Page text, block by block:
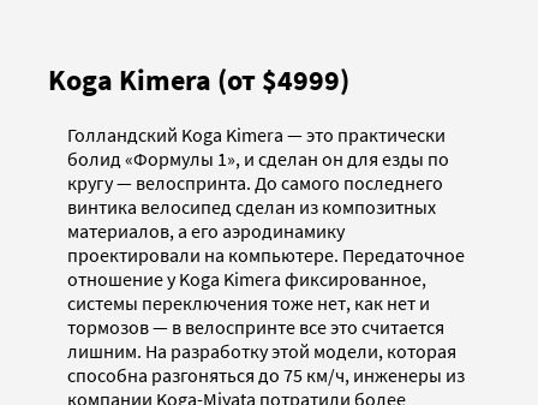
Koga Kimera (от $4999)
Голландский Koga Kimera — это практически
болид «Формулы 1», и сделан он для езды по
кругу — велоспринта. До самого последнего
винтика велосипед сделан из композитных
материалов, а его аэродинамику
проектировали на компьютере. Передаточное
отношение у Koga Kimera фиксированное,
системы переключения тоже нет, как нет и
тормозов — в велоспринте все это считается
лишним. На разработку этой модели, которая
способна разгоняться до 75 км/ч, инженеры из
компании Koga-Miyata потратили более